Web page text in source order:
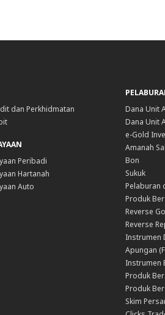
dan Perkhidmatan
Peribadi
Hartanah
Auto
Dana Unit
Dana Unit
e-Gold
Amanah
Bon
Sukuk
Pelaburan
Produk
Reverse
Reverse
Instrumen
Apungan
Instrumen
Produk
Produk
Skim